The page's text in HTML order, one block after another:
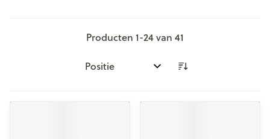
Producten 1-24van 41
Sorteer op: